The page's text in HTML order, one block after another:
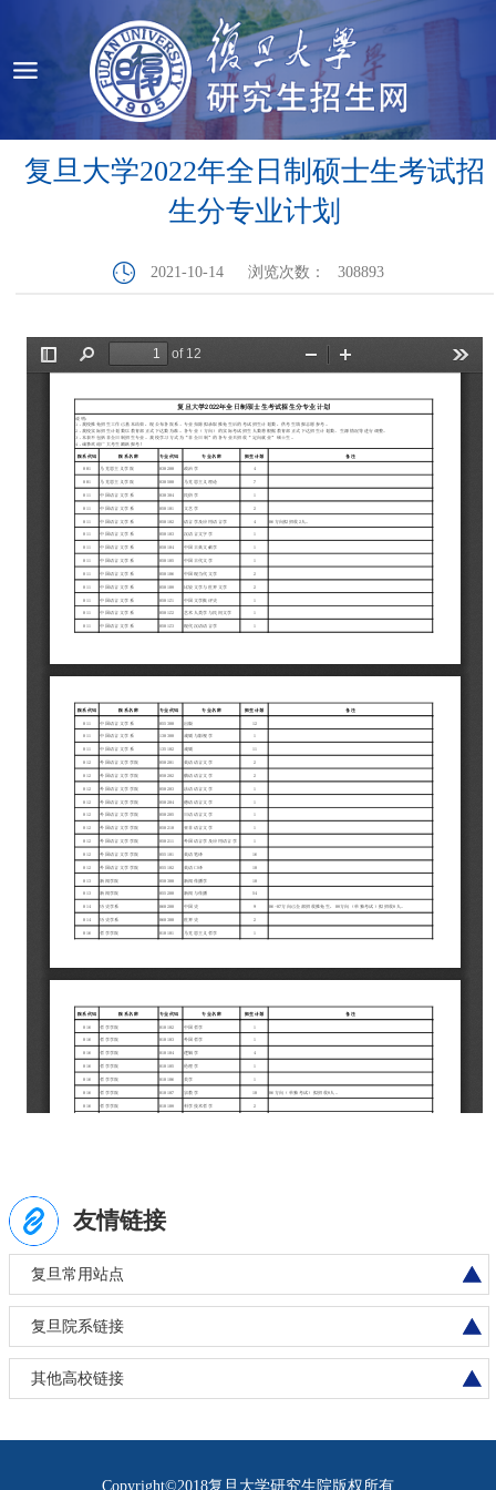
复旦大学2022年全日制硕士生考试招
生分专业计划
2021-10-14 浏览次数： 308893
友情链接
复旦常用站点
复旦院系链接
其他高校链接
Copyright©2018复旦大学研究生院版权所有